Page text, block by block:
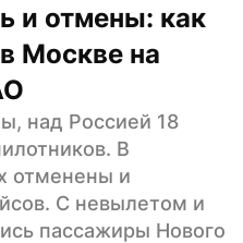
и отмены: как
Москве на
над Россией 18
В
отменены и
С невылетом и
пассажиры Нового